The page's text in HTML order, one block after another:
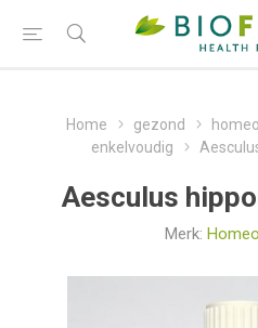
Home gezond
enkelvoudig
Aesculus
Merk: